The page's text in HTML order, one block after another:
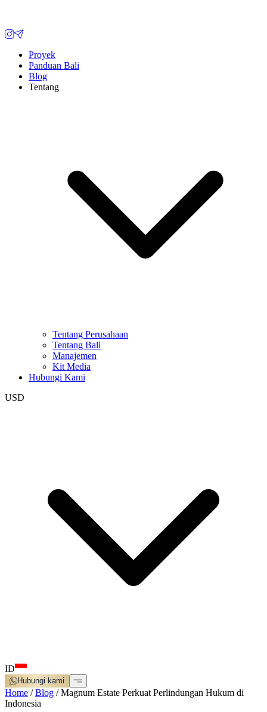
Proyek
Panduan Bali
Blog
Tentang
Tentang Perusahaan
Tentang Bali
Manajemen
Kit Media
Hubungi Kami
USD
ID
Hubungi kami
Home /Blog /Magnum Estate Perkuat Perlindungan Hukum di
Indonesia